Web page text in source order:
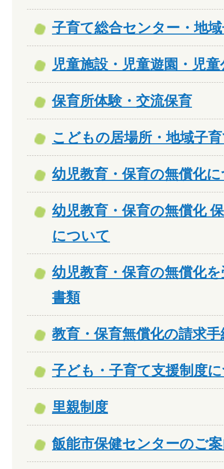
子育て総合センター・地
児童施設・児童遊園・児童
保育所体験・交流保育
こどもの居場所・地域子
幼児教育・保育の無償化
幼児教育・保育の無償化
について
幼児教育・保育の無償化
書類
教育・保育無償化の請求
子ども・子育て支援制度
里親制度
飯能市保健センターのご